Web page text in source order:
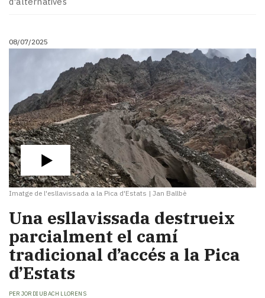
08/07/2025
Imatge de l'esllavissada a la Pica d'Estats | Jan Ballbè
​Una esllavissada destrueix
parcialment el camí
tradicional d’accés a la Pica
d’Estats
PER JORDI UBACH LLORENS